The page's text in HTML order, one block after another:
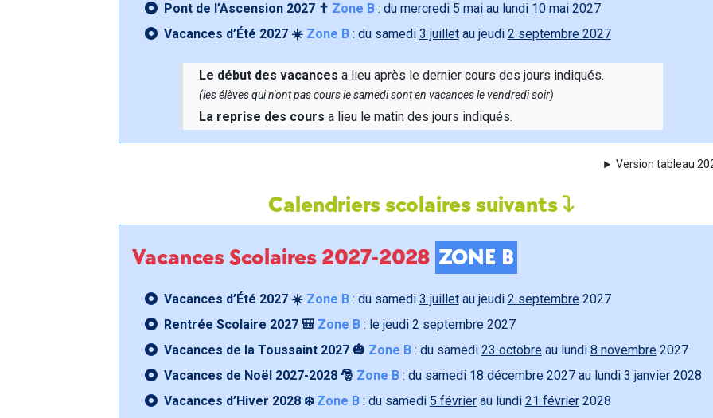
Pont de l’Ascension 2027 ✝️ Zone B: du mercredi 5 maiau lundi 10 mai2027
Vacances d’Été 2027 ☀️ Zone B: du samedi 3 juilletau jeudi 2 septembre 2027
Le début des vacances a lieu après le dernier cours des jours indiqués.
(les élèves qui n'ont pas cours le samedi sont en vacances le vendredi soir)
La reprise des cours a lieu le matin des jours indiqués.
Version tableau
Calendriers scolaires suivants
Vacances Scolaires 2027-2028 ZONE B
Vacances d’Été 2027 ☀️ Zone B: du samedi 3 juilletau jeudi 2 septembre 2027
Rentrée Scolaire 2027 🎒 Zone B: le jeudi 2 septembre 2027
Vacances de la Toussaint 2027 🎃 Zone B: du samedi 23 octobre au lundi 8 novembre 2027
Vacances de Noël 2027-2028 🎅 Zone B: du samedi 18 décembre 2027 au lundi 3 janvier2028
Vacances d’Hiver 2028 ❄️ Zone B: du samedi 5 févrierau lundi 21 février2028